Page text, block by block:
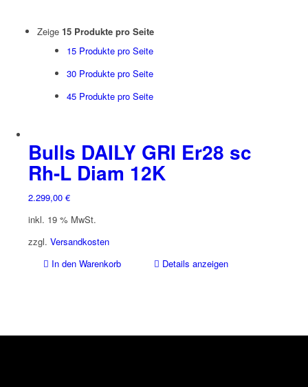
Zeige 15 Produkte pro Seite
15 Produkte pro Seite
30 Produkte pro Seite
45 Produkte pro Seite
Bulls DAILY GRI Er28 sc
Rh-L Diam 12K
2.299,00 €
inkl. 19 % MwSt.
zzgl. Versandkosten
In den Warenkorb
Details anzeigen